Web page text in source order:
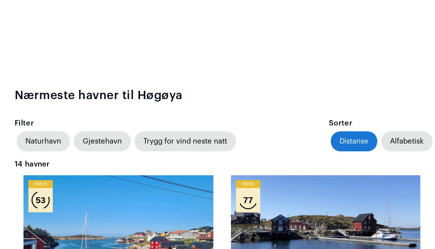
Nærmeste havner til Høgøya
Filter
Naturhavn Gjestehavn Trygg for vind neste natt
Sorter
Distanse Alfabetisk
14 havner
Wind
53
Wind
77